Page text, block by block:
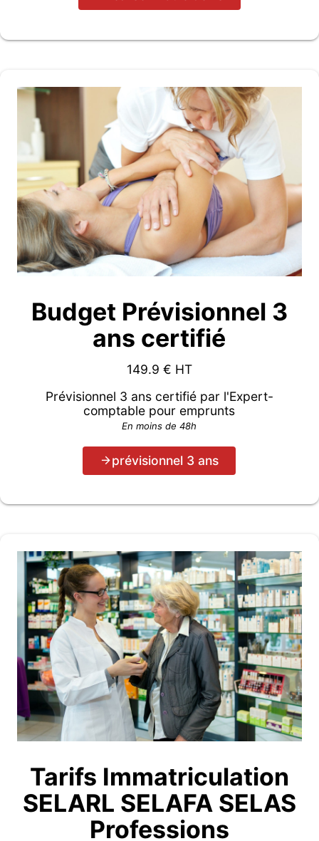
Budget Prévisionnel 3
ans certifié
149.9 € HT
Prévisionnel 3 ans certifié par l'Expert-
comptable pour emprunts
En moins de 48h
prévisionnel 3 ans
Tarifs Immatriculation
SELARL SELAFA SELAS
Professions